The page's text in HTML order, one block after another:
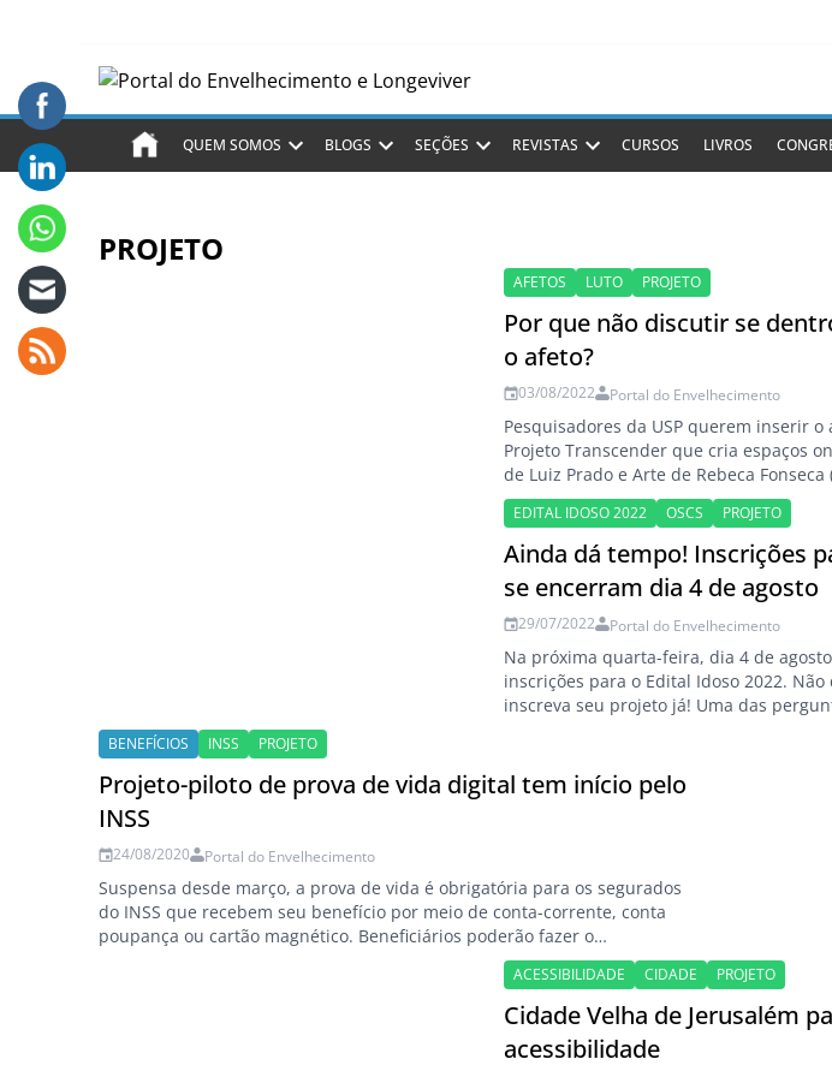
QUEM SOMOS BLOGS SEÇÕES REVISTAS CURSOS LIVROS
PROJETO
AFETOS LUTO PROJETO
Por que não discutir se
o afeto?
03/08/2022 Portal do Envelhecimento
Pesquisadores da USP querem inserir
Projeto Transcender que cria espaços
de Luiz Prado e Arte de Rebeca
metaverso são altas. Se hoje ele é um
financeira, reuniões corporativas e
potencialidades…
EDITAL IDOSO 2022 OSCS PROJETO
Ainda dá tempo! Inscrições
se encerram dia 4 de agosto
29/07/2022 Portal do Envelhecimento
Na próxima quarta-feira, dia 4 de
inscrições para o Edital Idoso 2022.
inscreva seu projeto já! Uma das
BENEFÍCIOS INSS PROJETO
Projeto-piloto de prova de vida digital tem início pelo
INSS
24/08/2020 Portal do Envelhecimento
Suspensa desde março, a prova de vida é obrigatória para os segurados
do INSS que recebem seu benefício por meio de conta-corrente, conta
poupança ou cartão magnético. Beneficiários poderão fazer o
procedimento nos próximos dias. Cerca de 500 mil beneficiários de todo
o país estarão participando do projeto-piloto da prova de vida por
ACESSIBILIDADE CIDADE PROJETO
Cidade Velha de Jerusalém
acessibilidade